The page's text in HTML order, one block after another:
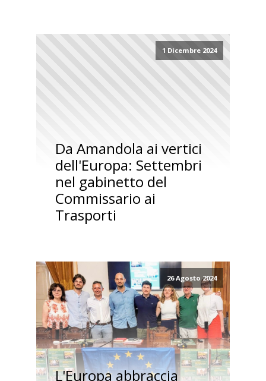
1 Dicembre 2024
Da Amandola ai vertici
dell'Europa: Settembri
nel gabinetto del
Commissario ai
Trasporti
26 Agosto 2024
L'Europa abbraccia